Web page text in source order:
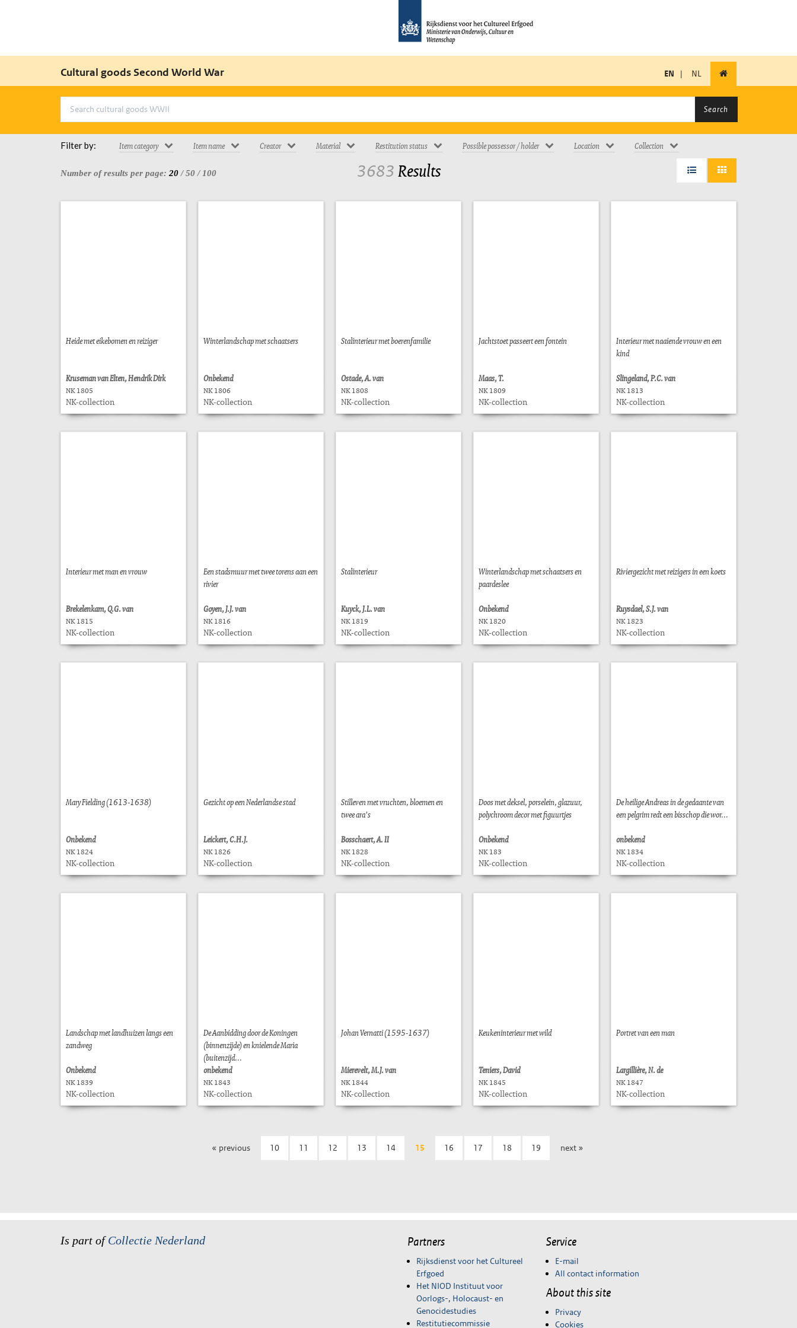
Cultural goods Second World War EN | NL
Search
Filter by: Item category Item name Creator Material Restitution status Possible possessor / holder Location Collection
Number of results per page: 20 /50 / 100 3683Results
Heide met eikebomen en reiziger
Kruseman van Elten, Hendrik Dirk
NK 1805
NK-collection
Winterlandschap met schaatsers
Onbekend
NK 1806
NK-collection
Stalinterieur met boerenfamilie
Ostade, A. van
NK 1808
NK-collection
Jachtstoet passeert een fontein
Maas, T.
NK 1809
NK-collection
Interieur met naaiende vrouw en een
kind
Slingeland, P.C. van
NK 1813
NK-collection
Interieur met man en vrouw
Brekelenkam, Q.G. van
NK 1815
NK-collection
Een stadsmuur met twee torens aan een
rivier
Goyen, J.J. van
NK 1816
NK-collection
Stalinterieur
Kuyck, J.L. van
NK 1819
NK-collection
Winterlandschap met schaatsers en
paardeslee
Onbekend
NK 1820
NK-collection
Riviergezicht met reizigers in een koets
Ruysdael, S.J. van
NK 1823
NK-collection
Mary Fielding (1613-1638)
Onbekend
NK 1824
NK-collection
Gezicht op een Nederlandse stad
Leickert, C.H.J.
NK 1826
NK-collection
Stilleven met vruchten, bloemen en
twee ara's
Bosschaert, A. II
NK 1828
NK-collection
Doos met deksel, porselein, glazuur,
polychroom decor met figuurtjes
Onbekend
NK 183
NK-collection
De heilige Andreas in de gedaante van
een pelgrim redt een bisschop die wor...
onbekend
NK 1834
NK-collection
Landschap met landhuizen langs een
zandweg
Onbekend
NK 1839
NK-collection
De Aanbidding door de Koningen
(binnenzijde) en knielende Maria
(buitenzijd...
onbekend
NK 1843
NK-collection
Johan Vernatti (1595-1637)
Mierevelt, M.J. van
NK 1844
NK-collection
Keukeninterieur met wild
Teniers, David
NK 1845
NK-collection
Portret van een man
Largillière, N. de
NK 1847
NK-collection
« previous 10 11 12 13 14 15 16 17 18 19 next »
Is part ofCollectie Nederland Partners
Rijksdienst voor het Cultureel
Erfgoed
Het NIOD Instituut voor
Oorlogs-, Holocaust- en
Genocidestudies
Restitutiecommissie
Service
E-mail
All contact information
About this site
Privacy
Cookies